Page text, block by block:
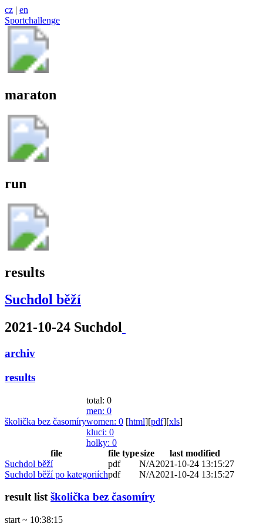
cz | en
Sportchallenge
maraton
run
results
Suchdol běží
2021-10-24 Suchdol
archiv
results
školička bez časomíry
total: 0
men: 0
women: 0
kluci: 0
holky: 0
[html][pdf][xls]
file file typesize
last modified
Suchdol běží
pdf N/A2021-10-24 13:15:27
Suchdol běží po kategoriíchpdf N/A2021-10-24 13:15:27
result listškolička bez časomíry
start ~ 10:38:15